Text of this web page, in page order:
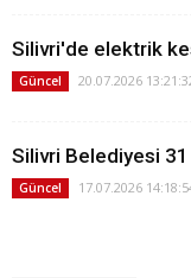
Silivri'de elektrik
Güncel 20.07.2026
Silivri Belediyesi 31
Güncel 17.07.2026